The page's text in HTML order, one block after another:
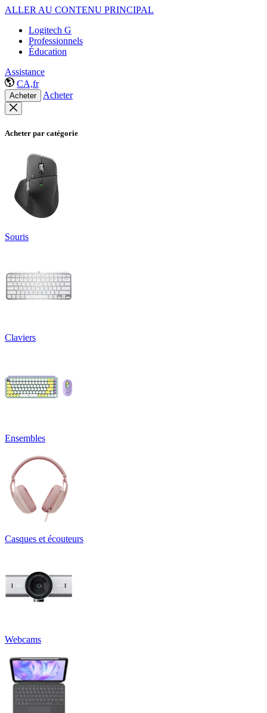
ALLER AU CONTENU PRINCIPAL
Logitech G
Professionnels
Éducation
Assistance
CA,fr
Acheter Acheter
Acheter par catégorie
Souris
Claviers
Ensembles
Casques et écouteurs
Webcams